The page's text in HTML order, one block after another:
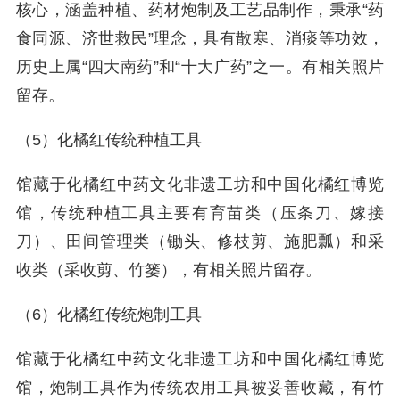
核心，涵盖种植、药材炮制及工艺品制作，秉承“药
食同源、济世救民”理念，具有散寒、消痰等功效，
历史上属“四大南药”和“十大广药”之一。‌有相关照片
留存。
（5）化橘红传统种植工具
馆藏于化橘红中药文化非遗工坊和中国化橘红博览
馆，传统种植工具主要有育苗类（压条刀、嫁接
刀）、田间管理类（锄头、修枝剪、施肥瓢）和采
收类（采收剪、竹篓），有相关照片留存。
（6）化橘红传统炮制工具
馆藏于化橘红中药文化非遗工坊和中国化橘红博览
馆，炮制工具作为传统农用工具被妥善收藏，有竹